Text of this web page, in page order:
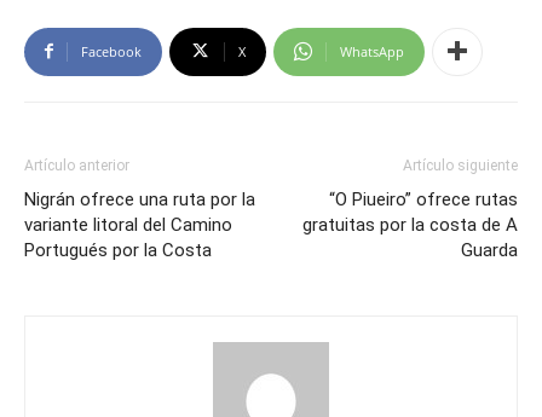
Facebook X WhatsApp
Artículo anterior
Nigrán ofrece una ruta por la
variante litoral del Camino
Portugués por la Costa
Artículo siguiente
“O Piueiro” ofrece rutas
gratuitas por la costa de A
Guarda